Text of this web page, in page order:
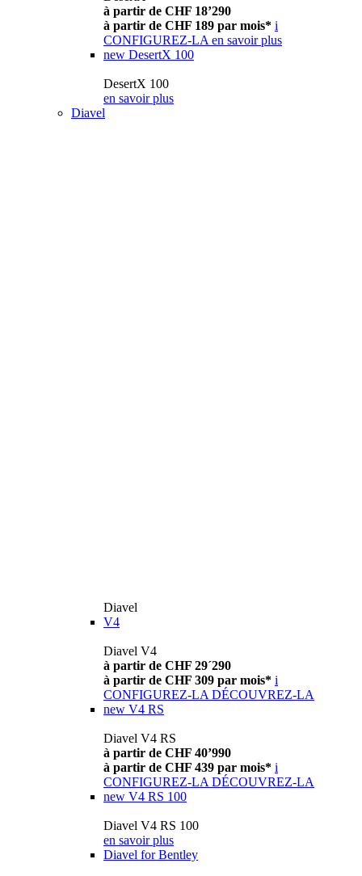
à partir de CHF 18’290
à partir de CHF 189 par mois* i
CONFIGUREZ-LA en savoir plus
new DesertX 100
DesertX 100
en savoir plus
Diavel
Diavel
V4
Diavel V4
à partir de CHF 29´290
à partir de CHF 309 par mois* i
CONFIGUREZ-LA DÉCOUVREZ-LA
new V4 RS
Diavel V4 RS
à partir de CHF 40’990
à partir de CHF 439 par mois* i
CONFIGUREZ-LA DÉCOUVREZ-LA
new V4 RS 100
Diavel V4 RS 100
en savoir plus
Diavel for Bentley